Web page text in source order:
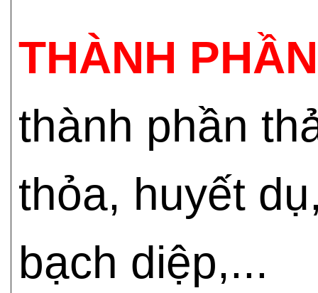
THÀNH
thành phần
thỏa, huyết
bạch diệp,...